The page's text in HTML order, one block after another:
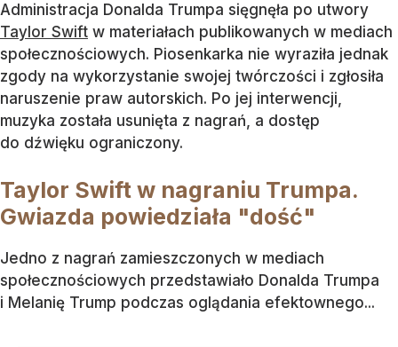
Administracja Donalda Trumpa sięgnęła po utwory
Taylor Swift w materiałach publikowanych w mediach
społecznościowych. Piosenkarka nie wyraziła jednak
zgody na wykorzystanie swojej twórczości i zgłosiła
naruszenie praw autorskich. Po jej interwencji,
muzyka została usunięta z nagrań, a dostęp
do dźwięku ograniczony.
Taylor Swift w nagraniu Trumpa.
Gwiazda powiedziała "dość"
Jedno z nagrań zamieszczonych w mediach
społecznościowych przedstawiało Donalda Trumpa
i Melanię Trump podczas oglądania efektownego...